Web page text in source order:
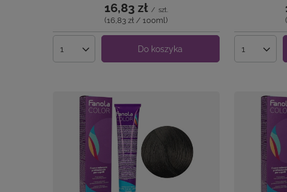
16,83 zł / szt.
(16,83 zł / 100ml)
Ilość produktów Do koszyka Ilość